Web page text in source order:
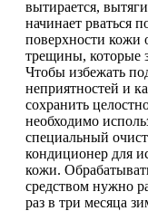
вытирается,
начинает рваться
поверхности кожи
трещины, которые
Чтобы избежать
неприятностей и
сохранить
необходимо
специальный
кондиционер для
кожи.
средством нужно
раз в три месяца